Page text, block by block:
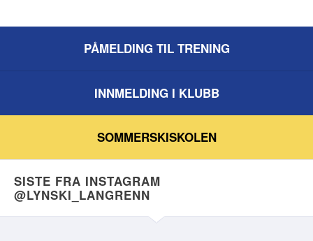
PÅMELDING TIL TRENING
INNMELDING I KLUBB
SOMMERSKISKOLEN
SISTE FRA INSTAGRAM
@LYNSKI_LANGRENN